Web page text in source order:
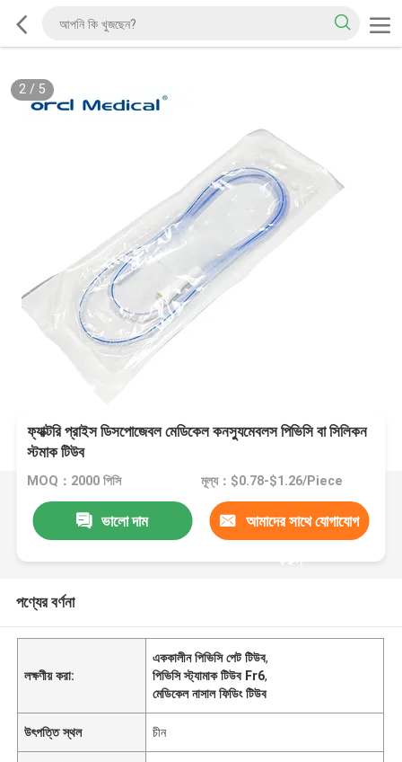
2/ 5
ফ্যাক্টরি প্রাইস ডিসপোজেবল মেডিকেল কনস্যুমেবলস পিভিসি বা সিলিকন
স্টমাক টিউব
MOQ：2000 পিসি মূল্য：$0.78-$1.26/Piece
ভালো দাম আমাদের সাথে যোগাযোগ
করুন
পণ্যের বর্ণনা
লক্ষণীয় করা:
এককালীন পিভিসি পেট টিউব,
পিভিসি স্ট্যামাক টিউব Fr6,
মেডিকেল নাসাল ফিডিং টিউব
উৎপত্তি স্থল চীন